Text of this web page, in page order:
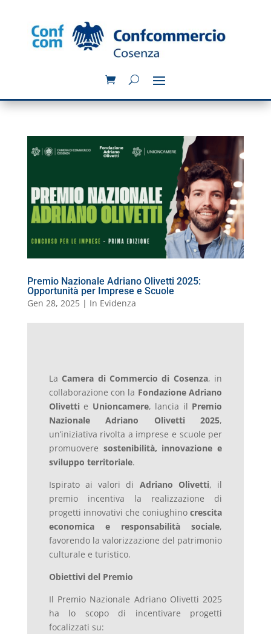
Premio Nazionale Adriano Olivetti 2025:
Opportunità per Imprese e Scuole
Gen 28, 2025| In Evidenza
La Camera di Commercio di Cosenza, in
collaborazione con la Fondazione Adriano
Olivetti e Unioncamere, lancia il Premio
Nazionale Adriano Olivetti 2025,
un’iniziativa rivolta a imprese e scuole per
promuovere sostenibilità, innovazione e
sviluppo territoriale.
Ispirato ai valori di Adriano Olivetti, il
premio incentiva la realizzazione di
progetti innovativi che coniughinocrescita
economica e responsabilità sociale,
favorendo la valorizzazione del patrimonio
culturale e turistico.
Obiettivi del Premio
Il Premio Nazionale Adriano Olivetti 2025
ha lo scopo di incentivare progetti
focalizzati su: